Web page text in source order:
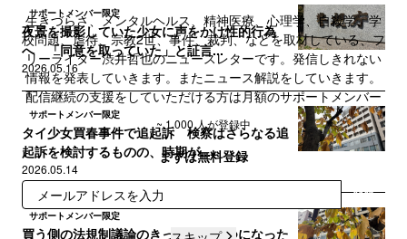
サポートメンバー限定
夜景を撮影していた少女に声をかけ性的行為
へ 「同意を取っていた」と証言...
2026.05.16
サポートメンバー限定
タイ少女買春事件で追起訴 検察はさらなる追
起訴を検討するものの、時期が...
2026.05.14
サポートメンバー限定
買う側の法規制議論のきっかけの一つになった
生きづらさ、メンタルヘルス、精神医療、心理学、自殺学、学
校問題、虐待、宗教2世、事件、裁判、などを取材している、フ
リーライター渋井哲也のニュースレターです。発信しきれない
情報を発表していきます。またニュース解説をしていきます。
配信継続の支援をしていただける方は月額のサポートメンバー
~ 1,000 人が登録中
まずは無料登録
登録